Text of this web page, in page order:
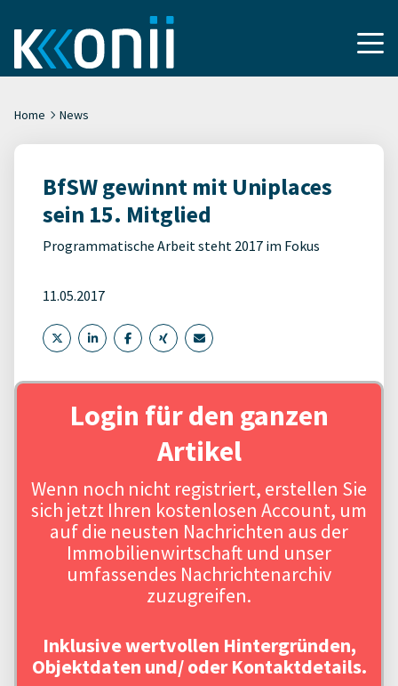
Home News
BfSW gewinnt mit Uniplaces
sein 15. Mitglied
Programmatische Arbeit steht 2017 im Fokus
11.05.2017
Login für den ganzen
Artikel
Wenn noch nicht registriert, erstellen Sie
sich jetzt Ihren kostenlosen Account, um
auf die neusten Nachrichten aus der
Immobilienwirtschaft und unser
umfassendes Nachrichtenarchiv
zuzugreifen.
Inklusive wertvollen Hintergründen,
Objektdaten und/ oder Kontaktdetails.